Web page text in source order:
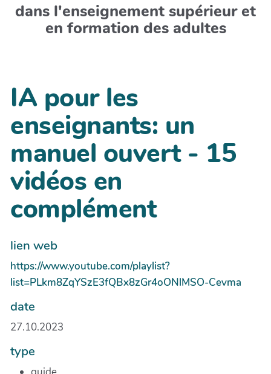
dans l'enseignement supérieur et
en formation des adultes
IA pour les
enseignants: un
manuel ouvert - 15
vidéos en
complément
lien web
https://www.youtube.com/playlist?
list=PLkm8ZqYSzE3fQBx8zGr4oONlMSO-Cevma
date
27.10.2023
type